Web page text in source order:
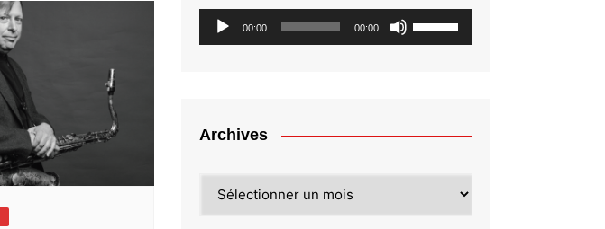
Lecteur
audio
00:00 00:00
les
diminuer
Archives